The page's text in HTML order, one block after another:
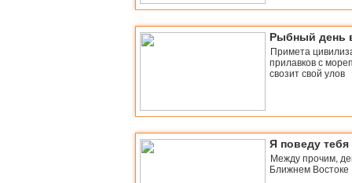
Рыбный день
Примета
прилавков с
свозит свой улов
Я поведу
Между прочим,
Ближнем Востоке